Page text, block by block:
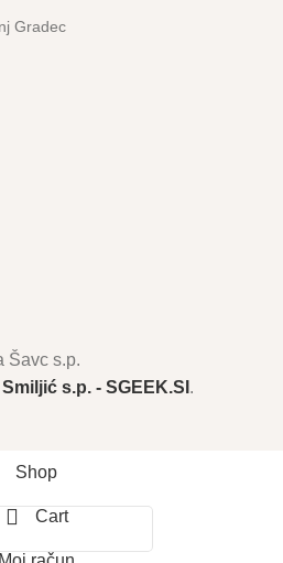
Gradec
Šavc s.p.
s.p. - SGEEK.SI .
Shop
Cart